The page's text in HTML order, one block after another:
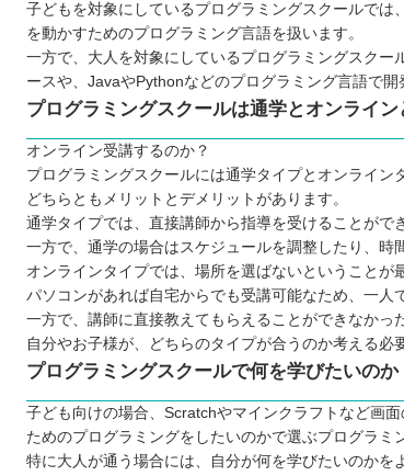
ミライエプロジェクト （https://
愛媛のプログラミングスクールから自分に合
子どもを対象にしているプログラミングスクールで
を動かすためのプログラミング言語を扱います。
一方で、大人を対象にしているプログラミングスク
ースや、JavaやPythonなどのプログラミング言語で
プログラミングスクールは通学とオンライ
オンライン受講するのか？
プログラミングスクールには通学タイプとオンライン
どちらともメリットとデメリットがあります。
通学タイプでは、直接講師から指導を受けることがで
一方で、通学の場合はスケジュールを調整したり、時
オンラインタイプでは、場所を選ばないということが
パソコンがあれば自宅からでも受講可能なため、一人
一方で、講師に直接教えてもらえることができなかっ
自分やお子様が、どちらのタイプが合うのか考える必
プログラミングスクールで何を学びたいのか
子ども向けの場合、Scratchやマインクラフトなど画
ためのプログラミングをしたいのかで選ぶプログラミ
特に大人が通う場合には、自分が何を学びたいのかを